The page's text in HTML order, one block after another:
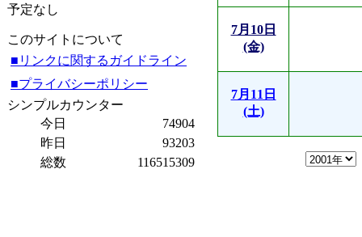
予定なし
このサイトについて
■リンクに関するガイドライン
■プライバシーポリシー
シンプルカウンター
今日
74904
昨日
93203
総数
116515309
7月10日
(金)
7月11日
(土)